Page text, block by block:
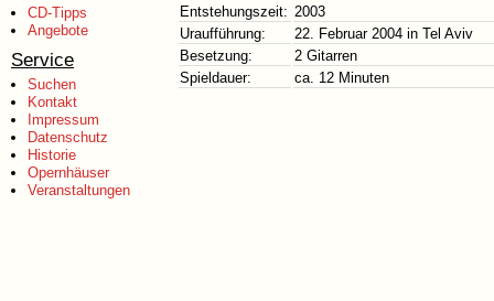
CD-Tipps
Angebote
Service
Suchen
Kontakt
Impressum
Datenschutz
Historie
Opernhäuser
Veranstaltungen
Entstehungszeit: 2003
Uraufführung:
22. Februar 2004 in Tel Aviv
Besetzung:
2 Gitarren
Spieldauer:
ca. 12 Minuten